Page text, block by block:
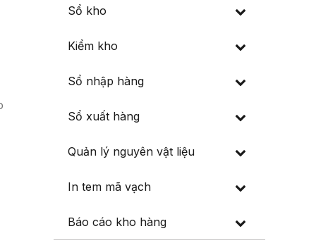
Sổ kho
Kiểm kho
Sổ nhập hàng
Sổ xuất hàng
Quản lý nguyên vật liệu
In tem mã vạch
Báo cáo kho hàng